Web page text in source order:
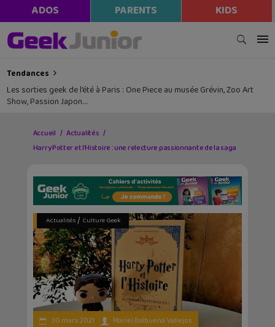
ADOS PARENTS KIDS
Tendances
Les sorties geek de l’été à Paris : One Piece au musée Grévin, Zoo Art
Show, Passion Japon…
Accueil
Actualités
Harry Potter et l’Histoire : une relecture passionnante de la saga
Actualités/ Culture Geek
30 mars 2021 Mariel Balbuena Vallejos